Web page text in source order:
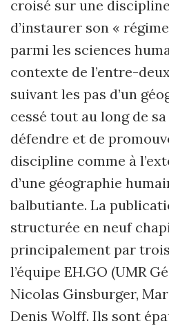
croisé sur une
d’instaurer son «
parmi les sciences
contexte de l’entre-
suivant les pas d’un
cessé tout au long de
défendre et de
discipline comme à
d’une géographie
balbutiante. La
structurée en neuf
principalement par
l’équipe EH.GO (UMR
Nicolas Ginsburger,
Denis Wolff. Ils sont